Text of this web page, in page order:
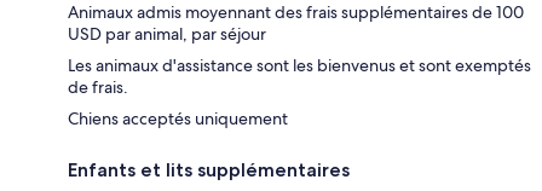
Animaux admis moyennant des frais supplémentaires de 100
USD par animal, par séjour
Les animaux d'assistance sont les bienvenus et sont exemptés
de frais.
Chiens acceptés uniquement
Enfants et lits supplémentaires